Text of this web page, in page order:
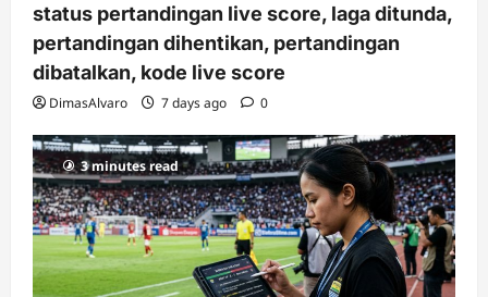
status pertandingan live score, laga ditunda,
pertandingan dihentikan, pertandingan
dibatalkan, kode live score
DimasAlvaro 7 days ago 0
3 minutes read